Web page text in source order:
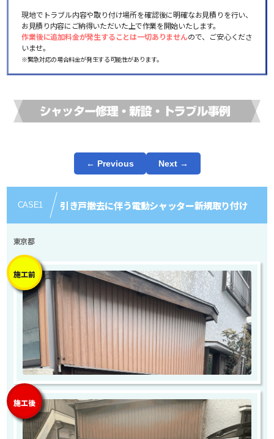
現地でトラブル内容や取り付け場所を確認後に明確なお見積りを行い、
お見積り内容にご納得いただいた上で作業を開始いたします。
作業後に追加料金が発生することは一切ありませんので、ご安心くださ
いませ。
※緊急対応の場合料金が発生する可能性があります。
← Previous Next →
CASE1 引き戸撤去に伴う電動シャッター新規取り付け
東京都
施工前
施工後